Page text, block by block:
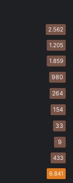
2.562
1.205
1.859
980
264
154
33
9
433
6.841